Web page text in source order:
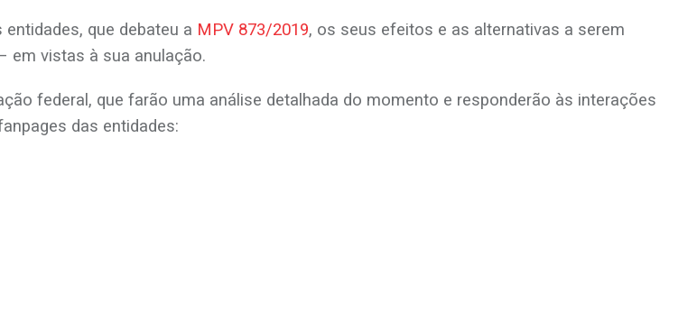
que debateu a MPV 873/2019, os seus efeitos e as alternativas a serem
em vistas à sua anulação.
federal, que farão uma análise detalhada do momento e responderão às interações
das entidades: